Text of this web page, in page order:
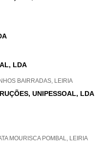
LDA
BAIRRADAS, LEIRIA
UNIPESSOAL, LDA
MOURISCA POMBAL, LEIRIA